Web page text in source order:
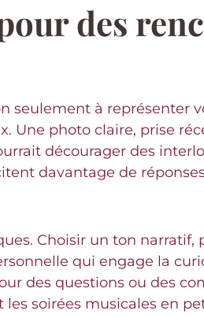
des
seulement à représenter
Une photo claire, prise
décourager des
davantage de
Choisir un ton narratif,
qui engage la
des questions ou des
soirées musicales en